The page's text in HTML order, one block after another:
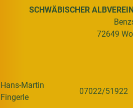
SCHWÄBISCHER
72649
Hans-Martin
Fingerle
07022/51922